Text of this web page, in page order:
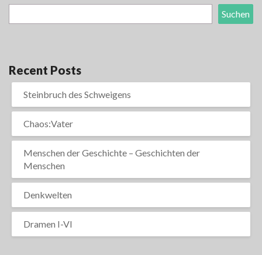
Suchen
Recent Posts
Steinbruch des Schweigens
Chaos:Vater
Menschen der Geschichte – Geschichten der
Menschen
Denkwelten
Dramen I-VI